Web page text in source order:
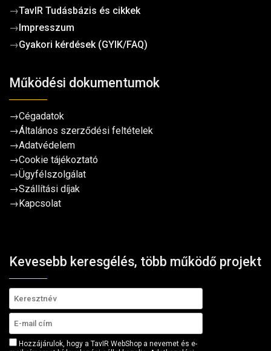
→TavIR Tudásbázis és cikkek
→Impresszum
→Gyakori kérdések (GYIK/FAQ)
Működési dokumentumok
→Cégadatok
→Általános szerződési feltételek
→Adatvédelem
→Cookie tájékoztató
→Ügyfélszolgálat
→Szállítási díjak
→Kapcsolat
Kevesebb keresgélés, több működő projekt
Hozzájárulok, hogy a TavIR WebShop a nevemet és e-